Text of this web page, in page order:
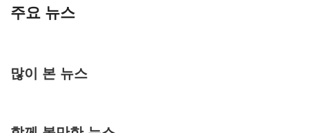
주요 뉴스
많이 본 뉴스